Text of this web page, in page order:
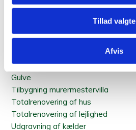
Tillad valgte
Afvis
Se mere
Murer
Maler
Gulve
Tilbygning murermestervilla
Totalrenovering af hus
Totalrenovering af lejlighed
Udgravning af kælder